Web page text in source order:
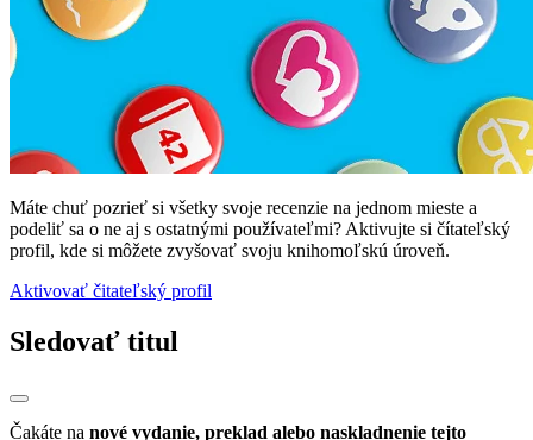
Máte chuť pozrieť si všetky svoje recenzie na jednom mieste a
podeliť sa o ne aj s ostatnými používateľmi? Aktivujte si čítateľský
profil, kde si môžete zvyšovať svoju knihomoľskú úroveň.
Aktivovať čitateľský profil
Sledovať titul
Čakáte na nové vydanie, preklad alebo naskladnenie tejto